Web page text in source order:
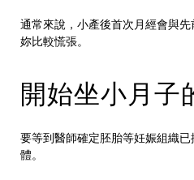
通常來說，小產後首次月經會與
妳比較慌張。
開始坐小月子
要等到醫師確定胚胎等妊娠組織
體。